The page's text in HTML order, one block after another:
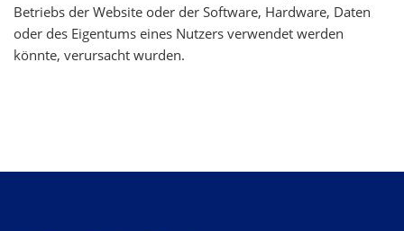
Betriebs der Website oder der Software, Hardware, Daten
oder des Eigentums eines Nutzers verwendet werden
könnte, verursacht wurden.